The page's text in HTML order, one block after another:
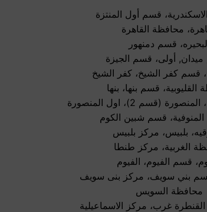
قسم أول المنتزة
محافظة القاهرة
قسم دمنهور
ميدان, أولى، قسم الجيزة
قسم كفر الشيخ، كفر الشيخ
القليوبية، قسم بنها، بنها
(قسم 2)، اول المنصورة
قسم شبين الكوم
بلبيس، مركز بلبيس
الغربية، مركز طنطا
قسم الفيوم، الفيوم
بني سويف، مركز بنى سويف
محافظة السويس
القنطرة غرب، مركز الاسماعيلية